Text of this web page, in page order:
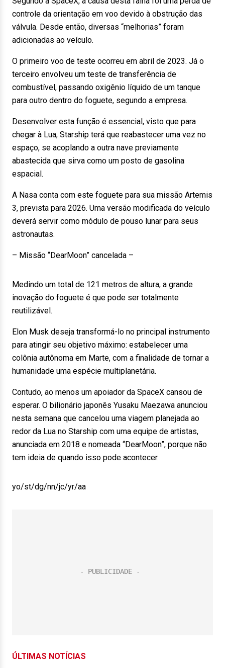
controle da orientação em voo devido à obstrução das
válvula. Desde então, diversas “melhorias” foram
adicionadas ao veículo.
O primeiro voo de teste ocorreu em abril de 2023. Já o
terceiro envolveu um teste de transferência de
combustível, passando oxigênio líquido de um tanque
para outro dentro do foguete, segundo a empresa.
Desenvolver esta função é essencial, visto que para
chegar à Lua, Starship terá que reabastecer uma vez no
espaço, se acoplando a outra nave previamente
abastecida que sirva como um posto de gasolina
espacial.
A Nasa conta com este foguete para sua missão Artemis
3, prevista para 2026. Uma versão modificada do veículo
deverá servir como módulo de pouso lunar para seus
astronautas.
– Missão “DearMoon” cancelada –
Medindo um total de 121 metros de altura, a grande
inovação do foguete é que pode ser totalmente
reutilizável.
Elon Musk deseja transformá-lo no principal instrumento
para atingir seu objetivo máximo: estabelecer uma
colônia autônoma em Marte, com a finalidade de tornar a
humanidade uma espécie multiplanetária.
Contudo, ao menos um apoiador da SpaceX cansou de
esperar. O bilionário japonês Yusaku Maezawa anunciou
nesta semana que cancelou uma viagem planejada ao
redor da Lua no Starship com uma equipe de artistas,
anunciada em 2018 e nomeada “DearMoon”, porque não
tem ideia de quando isso pode acontecer.
yo/st/dg/nn/jc/yr/aa